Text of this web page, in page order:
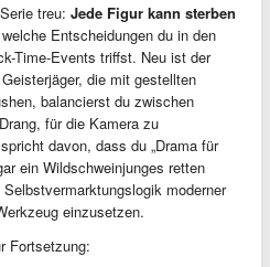
treu: Jede Figur kann sterben
Entscheidungen du in den
Time-Events triffst. Neu ist der
die mit gestellten
balancierst du zwischen
für die Kamera zu
davon, dass du „Drama für
ein Wildschweinjunges retten
moderner
einzusetzen.
Fortsetzung: